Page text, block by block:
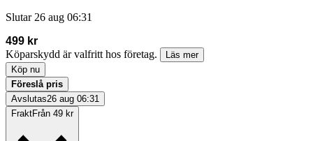
Slutar 26 aug 06:31
499 kr
Köparskydd är valfritt hos företag.
Läs mer
Köp nu
Föreslå pris
Avslutas26 aug 06:31
FraktFrån 49 kr